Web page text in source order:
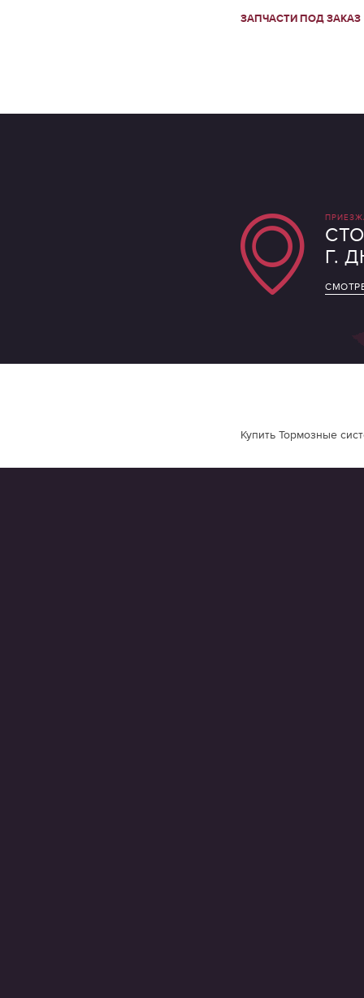
ЗАПЧАСТИ ПОД ЗАКАЗ
СТО
Г.
Купить Тормозные